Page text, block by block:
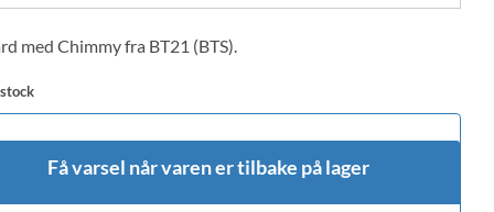
med Chimmy fra BT21 (BTS).
Få varsel når varen er tilbake på lager